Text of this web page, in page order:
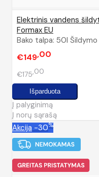
Elektrinis vandens
Formax EU
Bako talpa: 50l Šildymo
€149 00
€175 00
Į palyginimą
Į norų sąrašą
Akcija -30%